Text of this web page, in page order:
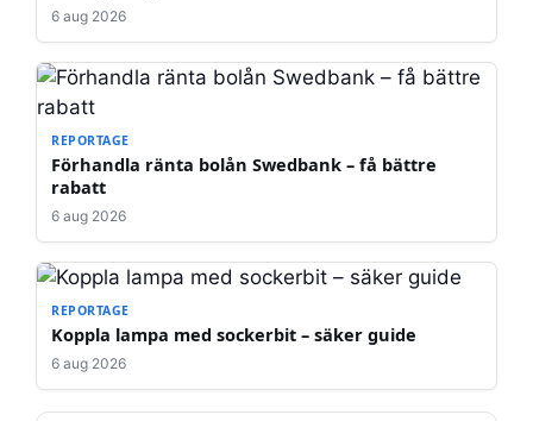
6 aug 2026
REPORTAGE
Förhandla ränta bolån Swedbank – få bättre
rabatt
6 aug 2026
REPORTAGE
Koppla lampa med sockerbit – säker guide
6 aug 2026